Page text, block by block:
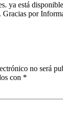
ya está
Gracias por
no será
con *